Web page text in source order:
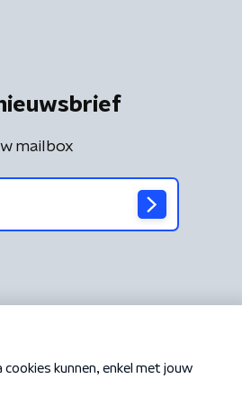
mailbox